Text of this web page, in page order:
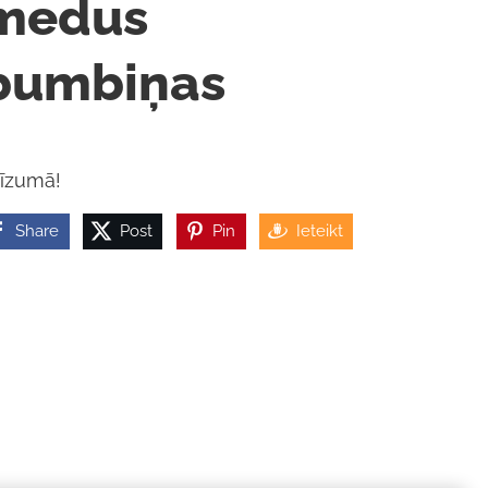
Share Post Pin Ieteikt